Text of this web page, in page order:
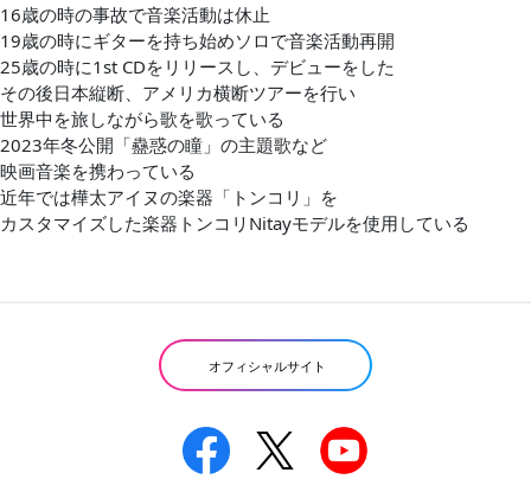
16歳の時の事故で音楽活動は休止
19歳の時にギターを持ち始めソロで音楽活動再開
25歳の時に1st CDをリリースし、デビューをした
その後日本縦断、アメリカ横断ツアーを行い
世界中を旅しながら歌を歌っている
2023年冬公開「蠱惑の瞳」の主題歌など
映画音楽を携わっている
近年では樺太アイヌの楽器「トンコリ」を
カスタマイズした楽器トンコリNitayモデルを使用している
オフィシャルサイト